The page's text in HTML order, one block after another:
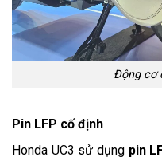
Động cơ
Pin LFP cố định
Honda UC3 sử dụng pin